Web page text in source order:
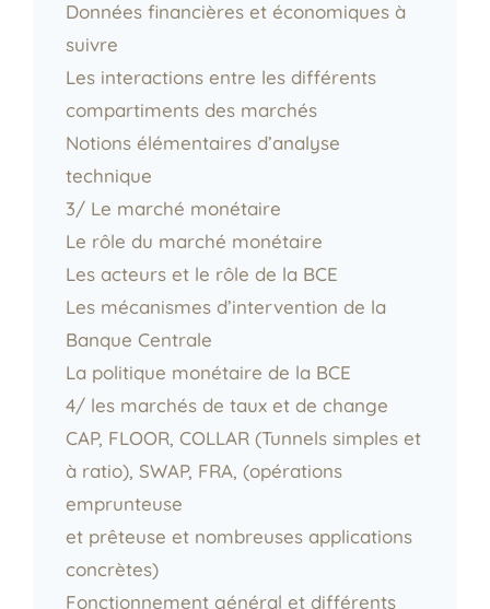
Données financières et économiques à
suivre
Les interactions entre les différents
compartiments des marchés
Notions élémentaires d’analyse
technique
3/ Le marché monétaire
Le rôle du marché monétaire
Les acteurs et le rôle de la BCE
Les mécanismes d’intervention de la
Banque Centrale
La politique monétaire de la BCE
4/ les marchés de taux et de change
CAP, FLOOR, COLLAR (Tunnels simples et
à ratio), SWAP, FRA, (opérations
emprunteuse
et prêteuse et nombreuses applications
concrètes)
Fonctionnement général et différents